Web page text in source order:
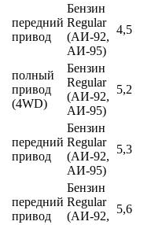
передний
привод
Бензин
Regular
(АИ-92,
АИ-95)
4,5
полный
привод
(4WD)
Бензин
Regular
(АИ-92,
АИ-95)
5,2
передний
привод
Бензин
Regular
(АИ-92,
АИ-95)
5,3
передний
привод
Бензин
Regular
(АИ-92,
5,6